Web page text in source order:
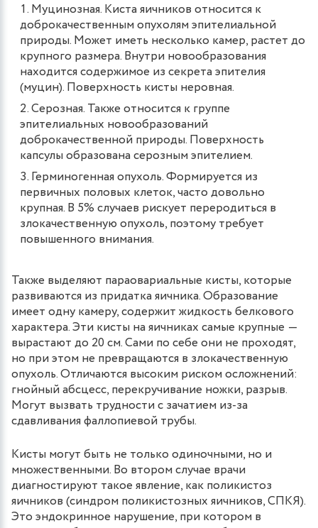
Муцинозная. Киста яичников относится к
доброкачественным опухолям эпителиальной
природы. Может иметь несколько камер, растет до
крупного размера. Внутри новообразования
находится содержимое из секрета эпителия
(муцин). Поверхность кисты неровная.
Серозная. Также относится к группе
эпителиальных новообразований
доброкачественной природы. Поверхность
капсулы образована серозным эпителием.
Герминогенная опухоль. Формируется из
первичных половых клеток, часто довольно
крупная. В 5% случаев рискует переродиться в
злокачественную опухоль, поэтому требует
повышенного внимания.
Также выделяют параовариальные кисты, которые
развиваются из придатка яичника. Образование
имеет одну камеру, содержит жидкость белкового
характера. Эти кисты на яичниках самые крупные ―
вырастают до 20 см. Сами по себе они не проходят,
но при этом не превращаются в злокачественную
опухоль. Отличаются высоким риском осложнений:
гнойный абсцесс, перекручивание ножки, разрыв.
Могут вызвать трудности с зачатием из-за
сдавливания фаллопиевой трубы.
Кисты могут быть не только одиночными, но и
множественными. Во втором случае врачи
диагностируют такое явление, как поликистоз
яичников (синдром поликистозных яичников, СПКЯ).
Это эндокринное нарушение, при котором в